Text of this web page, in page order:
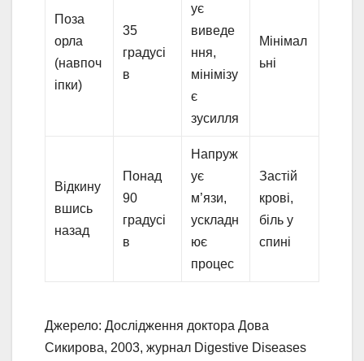
Поза
орла
(навпоч
іпки)
35
градусі
в
ує
виведе
ння,
мінімізу
є
зусилля
Мінімал
ьні
Відкину
вшись
назад
Понад
90
градусі
в
Напруж
ує
м’язи,
ускладн
ює
процес
Застій
крові,
біль у
спині
Джерело: Дослідження доктора Дова
Сикирова, 2003, журнал Digestive Diseases